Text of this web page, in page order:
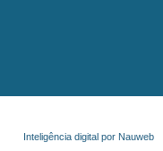
Inteligência digital por Nauweb